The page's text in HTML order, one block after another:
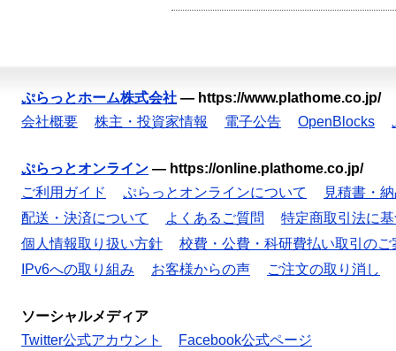
ぷらっとホーム株式会社 — https://www.plathome.co.jp/
会社概要
株主・投資家情報 電子公告 OpenBlocks
ぷらっとオンライン — https://online.plathome.co.jp/
ご利用ガイド
ぷらっとオンラインについて
見積書・
配送・決済について
よくあるご質問
特定商取引法に
個人情報取り扱い方針
校費・公費・科研費払い取引のご
IPv6への取り組み
お客様からの声 ご注文の取り消し
ソーシャルメディア
Twitter公式アカウント
Facebook公式ページ